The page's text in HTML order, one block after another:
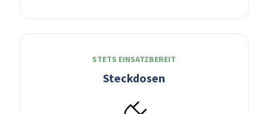
STETS EINSATZBEREIT
Steckdosen